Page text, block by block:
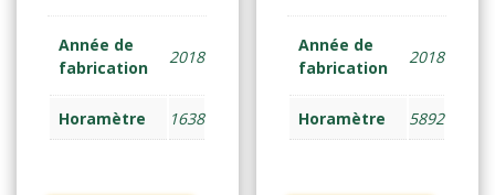
Année de
fabrication
2018
Horamètre 1638
Année de
fabrication
2018
Horamètre 5892